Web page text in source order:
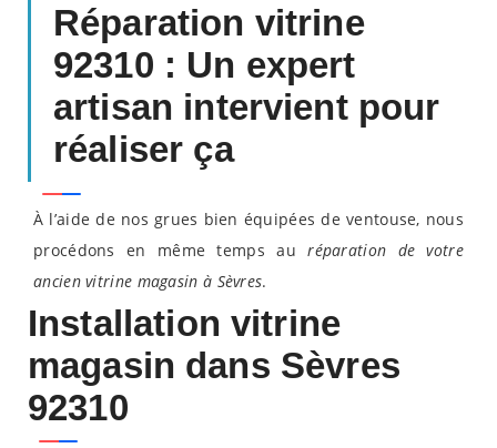
Réparation vitrine
92310 : Un expert
artisan intervient pour
réaliser ça
À l’aide de nos grues bien équipées de ventouse, nous
procédons en même temps auréparation de votre
ancien vitrine magasin à Sèvres.
Installation vitrine
magasin dans Sèvres
92310